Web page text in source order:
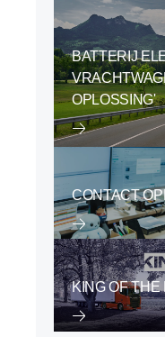
BATTERIJ
OPLOSSING'
CONTACT
KING OF THE